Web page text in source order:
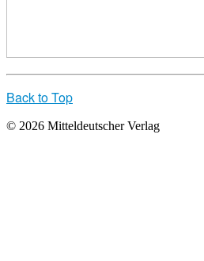
Back to Top
© 2026 Mitteldeutscher Verlag